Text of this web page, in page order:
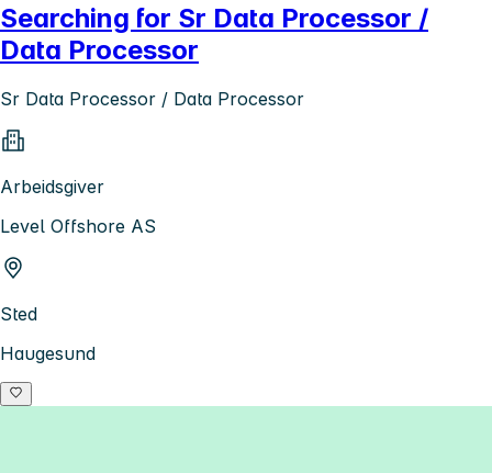
Searching for Sr Data Processor /
Data Processor
Sr Data Processor / Data Processor
Arbeidsgiver
Level Offshore AS
Sted
Haugesund